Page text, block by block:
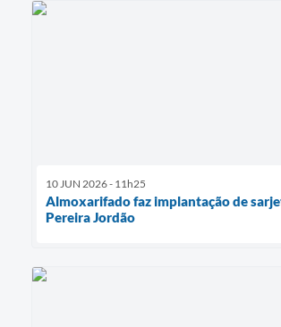
10 JUN 2026 - 11h25
Almoxarifado faz implantação de
Pereira Jordão